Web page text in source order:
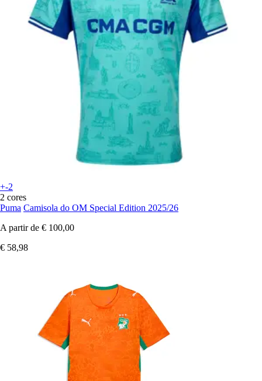
+-2
2 cores
Puma Camisola do OM Special Edition 2025/26
A partir de € 100,00
€ 58,98